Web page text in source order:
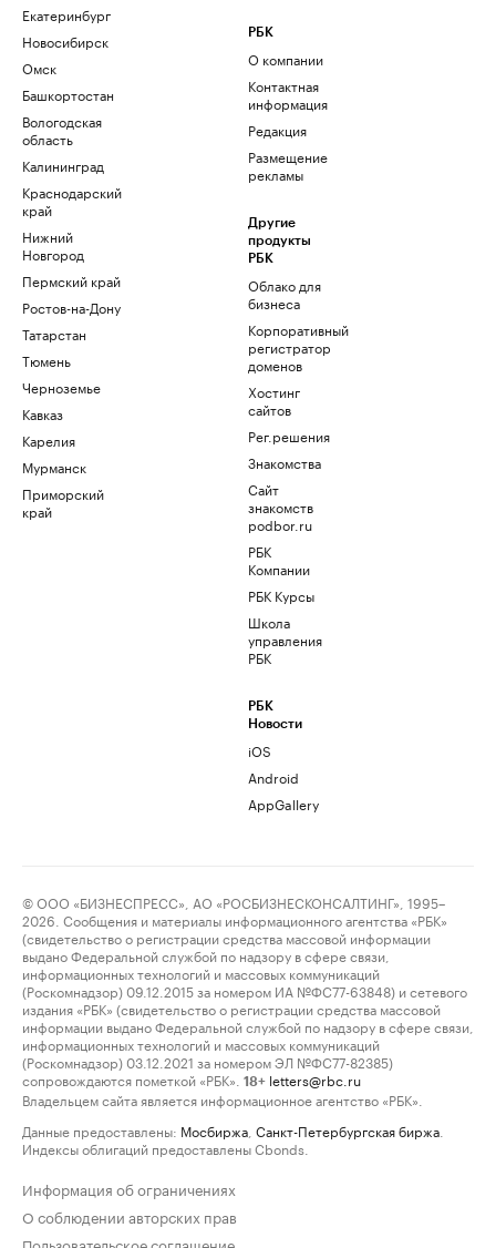
Екатеринбург
Новосибирск
Омск
Башкортостан
Вологодская
область
Калининград
Краснодарский
край
Нижний
Новгород
Пермский край
Ростов-на-Дону
Татарстан
Тюмень
Черноземье
Кавказ
Карелия
Мурманск
Приморский
край
РБК
О компании
Контактная
информация
Редакция
Размещение
рекламы
Другие
продукты
РБК
Облако для
бизнеса
Корпоративный
регистратор
доменов
Хостинг
сайтов
Рег.решения
Знакомства
Сайт
знакомств
podbor.ru
РБК
Компании
РБК Курсы
Школа
управления
РБК
РБК
Новости
iOS
Android
AppGallery
© ООО «БИЗНЕСПРЕСС», АО «РОСБИЗНЕСКОНСАЛТИНГ», 1995–
2026. Сообщения и материалы информационного агентства «РБК»
(свидетельство о регистрации средства массовой информации
выдано Федеральной службой по надзору в сфере связи,
информационных технологий и массовых коммуникаций
(Роскомнадзор) 09.12.2015 за номером ИА №ФС77-63848) и сетевого
издания «РБК» (свидетельство о регистрации средства массовой
информации выдано Федеральной службой по надзору в сфере связи,
информационных технологий и массовых коммуникаций
(Роскомнадзор) 03.12.2021 за номером ЭЛ №ФС77-82385)
сопровождаются пометкой «РБК».
18+ letters@rbc.ru
Владельцем сайта является информационное агентство «РБК».
Данные предоставлены: Мосбиржа Санкт-Петербургская биржа
Индексы облигаций предоставлены Cbonds.
Информация об ограничениях
О соблюдении авторских прав